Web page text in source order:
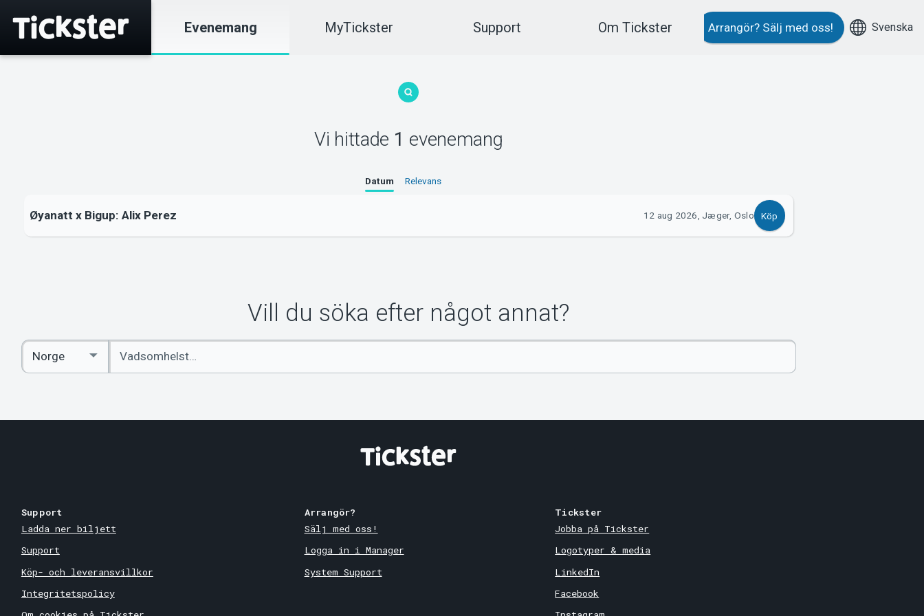
Evenemang MyTickster Support Om Tickster Arrangör? Sälj med oss! Svenska
Vi hittade 1 evenemang
Datum Relevans
Øyanatt x Bigup: Alix Perez 12 aug 2026, Jæger, Oslo Köp
Vill du söka efter något annat?
Ange
sökord
Select
Country
Support
Ladda ner biljett
Support
Köp- och leveransvillkor
Integritetspolicy
Arrangör?
Sälj med oss!
Logga in i Manager
System Support
Tickster
Jobba på Tickster
Logotyper & media
LinkedIn
Facebook